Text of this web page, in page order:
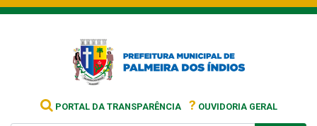
PORTAL DA TRANSPARÊNCIA ? OUVIDORIA GERAL